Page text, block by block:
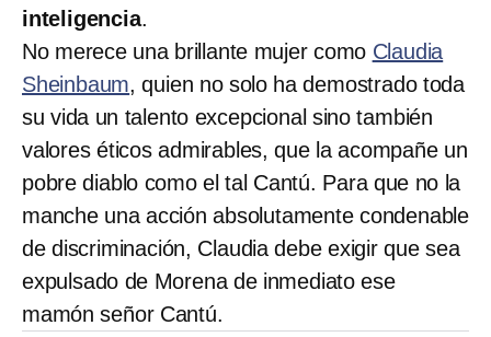
inteligencia.
No merece una brillante mujer como Claudia
Sheinbaum, quien no solo ha demostrado toda
su vida un talento excepcional sino también
valores éticos admirables, que la acompañe un
pobre diablo como el tal Cantú. Para que no la
manche una acción absolutamente condenable
de discriminación, Claudia debe exigir que sea
expulsado de Morena de inmediato ese
mamón señor Cantú.